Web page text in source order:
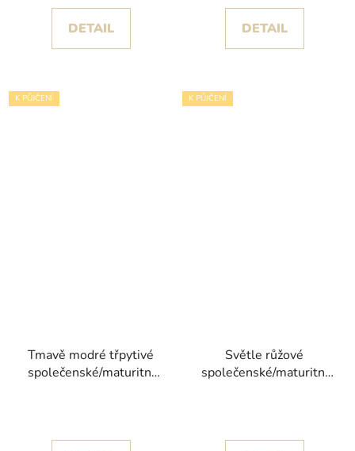
DETAIL DETAIL
K PŮJČENÍ
Tmavě modré třpytivé
společenské/maturitní
K PŮJČENÍ
Světle růžové
společenské/maturitní